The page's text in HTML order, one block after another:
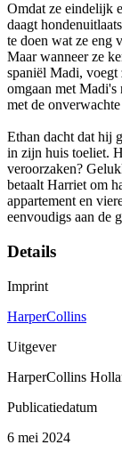
Omdat ze eindelijk
daagt
te doen wat ze eng
Maar wanneer ze
spaniël Madi, voegt
omgaan met Madi's
met de
Ethan dacht dat hij
in zijn huis toeliet.
veroorzaken?
betaalt Harriet om
appartement en
eenvoudigs aan de
Details
Imprint
HarperCollins
Uitgever
HarperCollins
Publicatiedatum
6 mei 2024